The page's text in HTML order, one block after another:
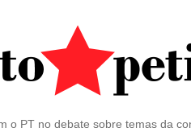
o PT no debate sobre temas da